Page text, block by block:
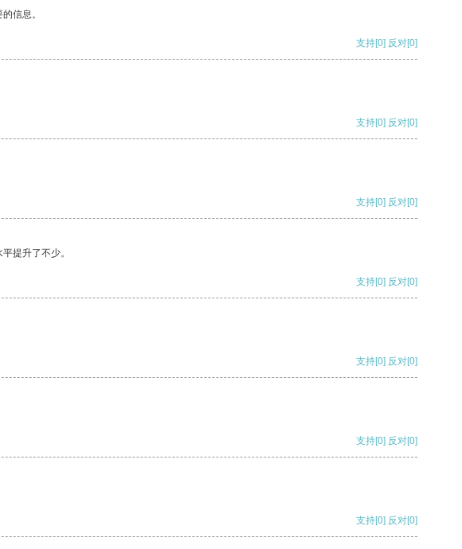
信息。
支持[0] 反对[0]
支持[0] 反对[0]
支持[0] 反对[0]
提升了不少。
支持[0] 反对[0]
支持[0] 反对[0]
支持[0] 反对[0]
支持[0] 反对[0]